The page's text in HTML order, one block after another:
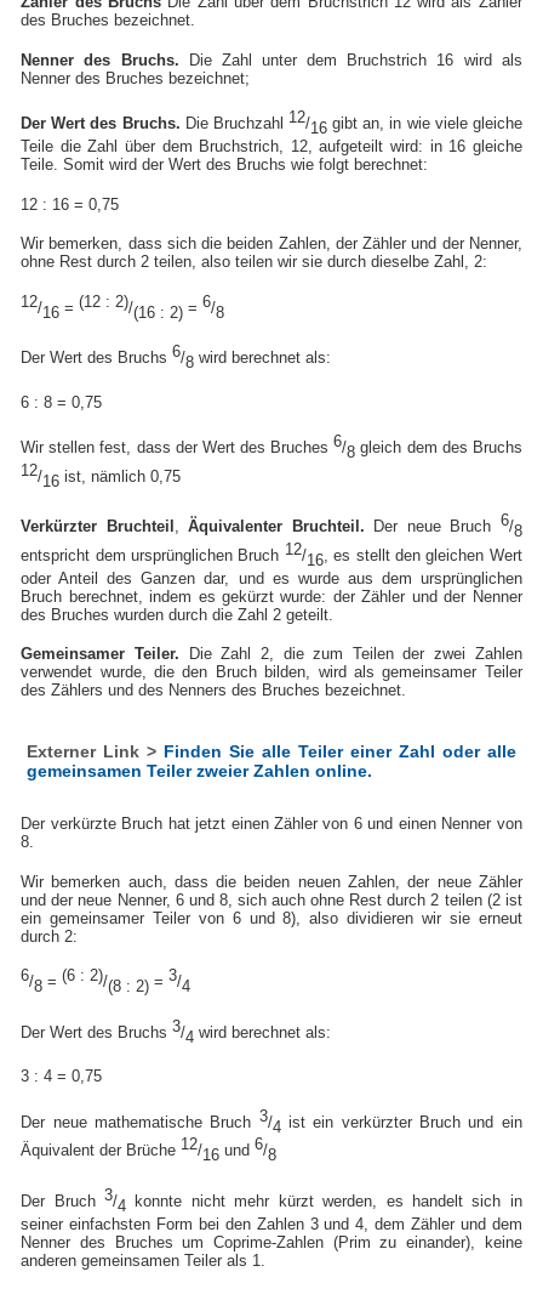
des Bruches bezeichnet.
Nenner des Bruchs. Die Zahl unter dem Bruchstrich 16 wird als
Nenner des Bruches bezeichnet;
Der Wert des Bruchs. Die Bruchzahl 12/16 gibt an, in wie viele gleiche
Teile die Zahl über dem Bruchstrich, 12, aufgeteilt wird: in 16 gleiche
Teile. Somit wird der Wert des Bruchs wie folgt berechnet:
12 : 16 = 0,75
Wir bemerken, dass sich die beiden Zahlen, der Zähler und der Nenner,
ohne Rest durch 2 teilen, also teilen wir sie durch dieselbe Zahl, 2:
12/16 =(12 : 2)/(16 : 2) =6/8
Der Wert des Bruchs6/8 wird berechnet als:
6 : 8 = 0,75
Wir stellen fest, dass der Wert des Bruches6/8 gleich dem des Bruchs
12/16 ist, nämlich 0,75
Verkürzter Bruchteil ,Äquivalenter Bruchteil. Der neue Bruch 6/8
entspricht dem ursprünglichen Bruch 12/16, es stellt den gleichen Wert
oder Anteil des Ganzen dar, und es wurde aus dem ursprünglichen
Bruch berechnet, indem es gekürzt wurde: der Zähler und der Nenner
des Bruches wurden durch die Zahl 2 geteilt.
Gemeinsamer Teiler. Die Zahl 2, die zum Teilen der zwei Zahlen
verwendet wurde, die den Bruch bilden, wird als gemeinsamer Teiler
des Zählers und des Nenners des Bruches bezeichnet.
Externer Link > Finden Sie alle Teiler einer Zahl oder alle
gemeinsamen Teiler zweier Zahlen online.
Der verkürzte Bruch hat jetzt einen Zähler von 6 und einen Nenner von
8.
Wir bemerken auch, dass die beiden neuen Zahlen, der neue Zähler
und der neue Nenner, 6 und 8, sich auch ohne Rest durch 2 teilen (2 ist
ein gemeinsamer Teiler von 6 und 8), also dividieren wir sie erneut
durch 2:
6/8 =(6 : 2)/(8 : 2) =3/4
Der Wert des Bruchs3/4 wird berechnet als:
3 : 4 = 0,75
Der neue mathematische Bruch 3/4 ist ein verkürzter Bruch und ein
Äquivalent der Brüche 12/16 und6/8
Der Bruch3/4 konnte nicht mehr kürzt werden, es handelt sich in
seiner einfachsten Form bei den Zahlen 3 und 4, dem Zähler und dem
Nenner des Bruches um Coprime-Zahlen (Prim zu einander), keine
anderen gemeinsamen Teiler als 1.